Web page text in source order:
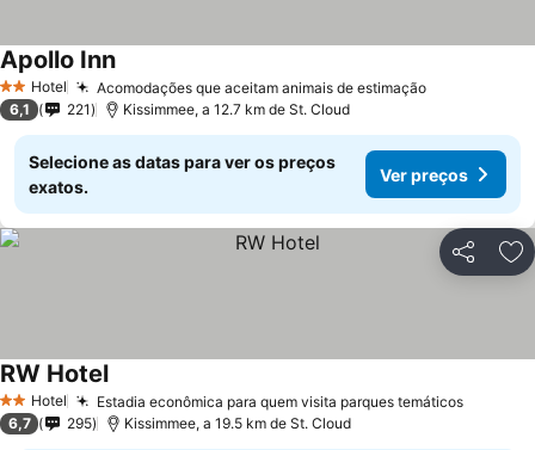
2 Estrelas
Hotel Acomodações que aceitam animais de estimaçãoVer preços
Apollo InnVer preços
6,1 221 Kissimmee, a 12.7 km de St. Cloud
Selecione as datas para ver os preços
exatos.
Ver preços
Partilhar
2 Estrelas
Hotel Estadia econômica para quem visita parques temáticosVer
RW HotelVer preços
6,7 295 Kissimmee, a 19.5 km de St. Cloud